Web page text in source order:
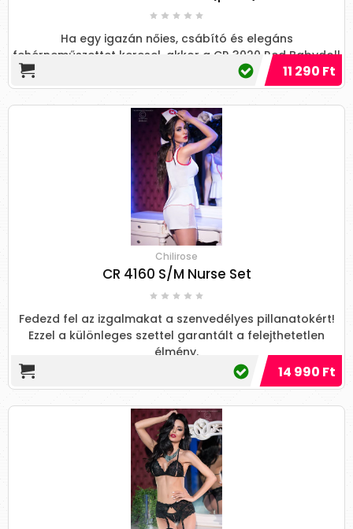
Ha egy igazán nőies, csábító és elegáns
fehérneműszettet keresel, akkor a CR 3020 Red Babydoll
+ String tökéletes választás!
11 290 Ft
Chilirose
CR 4160 S/M Nurse Set
Fedezd fel az izgalmakat a szenvedélyes pillanatokért!
Ezzel a különleges szettel garantált a felejthetetlen
élmény.
14 990 Ft